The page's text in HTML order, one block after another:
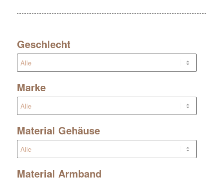
Geschlecht
Marke
Material Gehäuse
Material Armband